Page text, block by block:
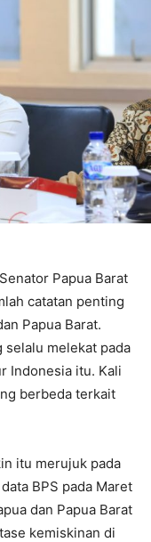
Senator Papua Barat
catatan penting
Papua Barat.
melekat pada
Indonesia itu. Kali
berbeda terkait
itu merujuk pada
BPS pada Maret
dan Papua Barat
kemiskinan di